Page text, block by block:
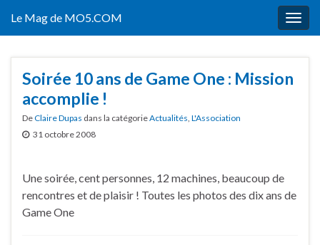
Le Mag de MO5.COM
Soirée 10 ans de Game One : Mission
accomplie !
DeClaire Dupas dans la catégorieActualités, L'Association
31 octobre 2008
Une soirée, cent personnes, 12 machines, beaucoup de
rencontres et de plaisir ! Toutes les photos des dix ans de
Game One